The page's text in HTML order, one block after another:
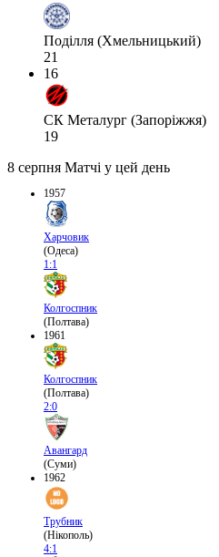
Поділля (Хмельницький)
21
16
СК Металург (Запоріжжя)
19
8 серпня Матчі у цей день
1957
Харчовик
(Одеса)
1:1
Колгоспник
(Полтава)
1961
Колгоспник
(Полтава)
2:0
Авангард
(Суми)
1962
Трубник
(Нікополь)
4:1